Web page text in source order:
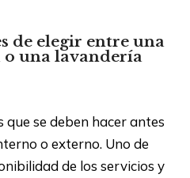
de elegir entre una
una lavandería
se deben hacer antes
o externo. Uno de
de los servicios y